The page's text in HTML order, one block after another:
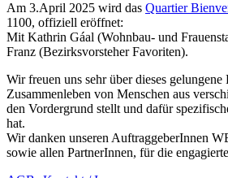
Am 3.April 2025 wird das Quartier
1100, offiziell eröffnet:
Mit Kathrin Gáal (Wohnbau- und
Franz (Bezirksvorsteher Favoriten).
Wir freuen uns sehr über dieses gelungene
Zusammenleben von Menschen aus
den Vordergrund stellt und dafür
hat.
Wir danken unseren AuftraggeberInnen
sowie allen PartnerInnen, für die